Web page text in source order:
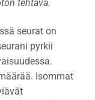
tehtävä.
seurat on
pyrkii
Isommat